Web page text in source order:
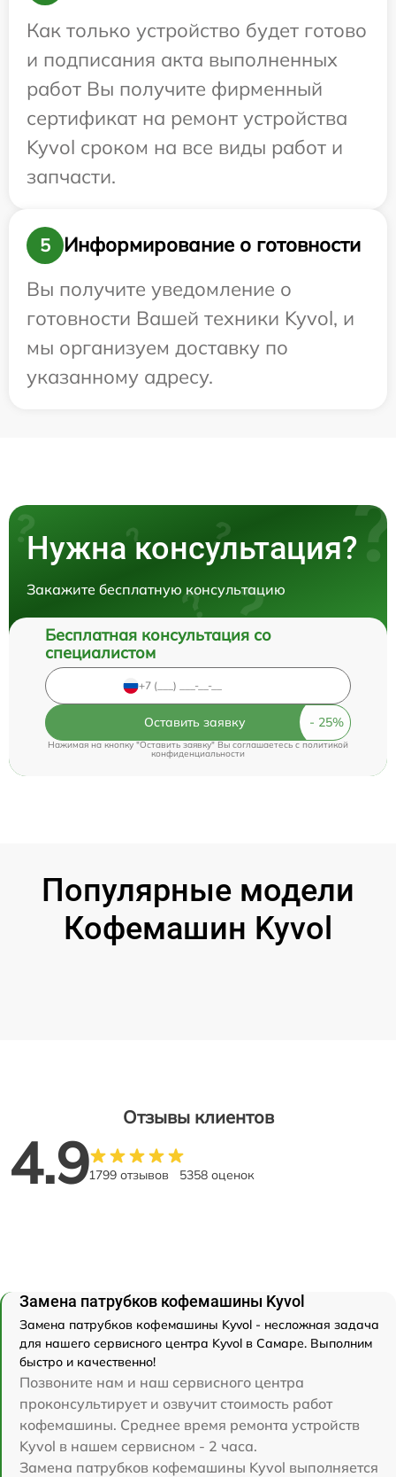
Как только устройство будет готово
и подписания акта выполненных
работ Вы получите фирменный
сертификат на ремонт устройства
Kyvol сроком на все виды работ и
запчасти.
5
Информирование о готовности
Вы получите уведомление о
готовности Вашей техники Kyvol, и
мы организуем доставку по
указанному адресу.
Нужна консультация?
Закажите бесплатную консультацию
Бесплатная консультация со
специалистом
Оставить заявку
Нажимая на кнопку "Оставить заявку" Вы соглашаетесь cполитикой
конфиденциальности
Популярные модели
Кофемашин Kyvol
Отзывы клиентов
4.91799 отзывов 5358 оценок
Замена патрубков кофемашины Kyvol
Замена патрубков кофемашины Kyvol - несложная задача
для нашего сервисного центра Kyvol в Самаре. Выполним
быстро и качественно!
Позвоните нам и наш сервисного центра
проконсультирует и озвучит стоимость работ
кофемашины. Среднее время ремонта устройств
Kyvol в нашем сервисном - 2 часа.
Замена патрубков кофемашины Kyvol выполняется